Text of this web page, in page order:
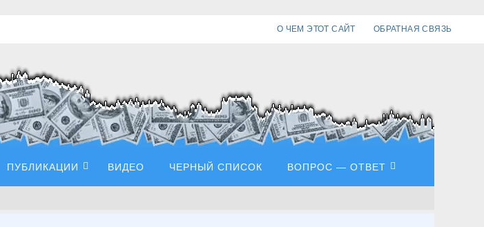
О ЧЕМ ЭТОТ САЙТ ОБРАТНАЯ СВЯЗЬ
ПУБЛИКАЦИИ ВИДЕО ЧЕРНЫЙ СПИСОК ВОПРОС — ОТВЕТ